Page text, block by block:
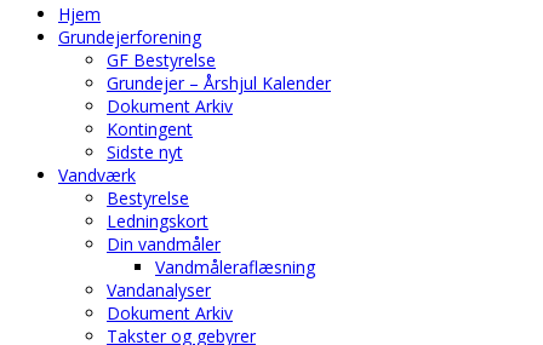
Hjem
Grundejerforening
GF Bestyrelse
Grundejer – Årshjul Kalender
Dokument Arkiv
Kontingent
Sidste nyt
Vandværk
Bestyrelse
Ledningskort
Din vandmåler
Vandmåleraflæsning
Vandanalyser
Dokument Arkiv
Takster og gebyrer